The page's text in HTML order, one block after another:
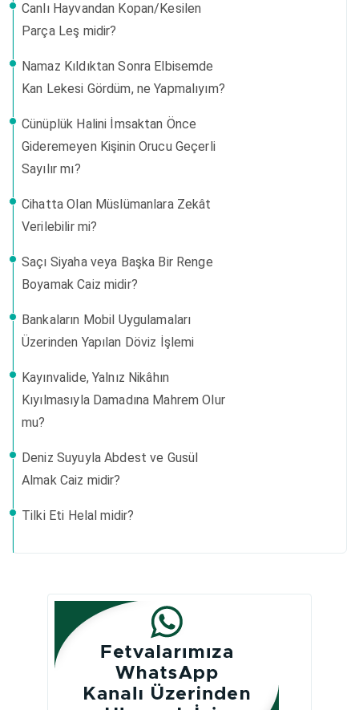
Canlı Hayvandan Kopan/Kesilen
Parça Leş midir?
Namaz Kıldıktan Sonra Elbisemde
Kan Lekesi Gördüm, ne Yapmalıyım?
Cünüplük Halini İmsaktan Önce
Gideremeyen Kişinin Orucu Geçerli
Sayılır mı?
Cihatta Olan Müslümanlara Zekât
Verilebilir mi?
Saçı Siyaha veya Başka Bir Renge
Boyamak Caiz midir?
Bankaların Mobil Uygulamaları
Üzerinden Yapılan Döviz İşlemi
Kayınvalide, Yalnız Nikâhın
Kıyılmasıyla Damadına Mahrem Olur
mu?
Deniz Suyuyla Abdest ve Gusül
Almak Caiz midir?
Tilki Eti Helal midir?